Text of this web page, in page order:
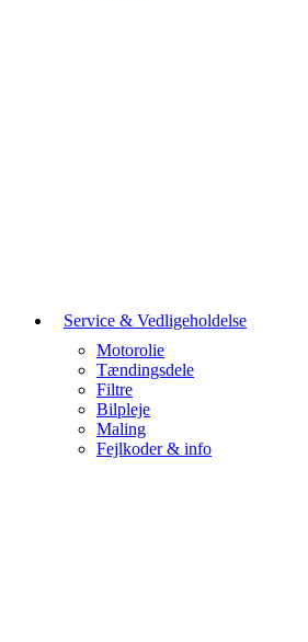
Service & Vedligeholdelse
Motorolie
Tændingsdele
Filtre
Bilpleje
Maling
Fejlkoder & info